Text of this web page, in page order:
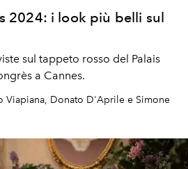
2024: i look più belli sul
sul tappeto rosso del Palais
a Cannes.
Viapiana, Donato D'Aprile e Simone